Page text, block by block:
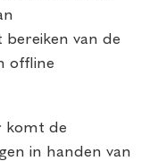
van de
offline
komt de
in handen van